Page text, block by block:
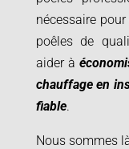
nécessaire
poêles de
aider à
chauffage en
fiable.
Nous sommes